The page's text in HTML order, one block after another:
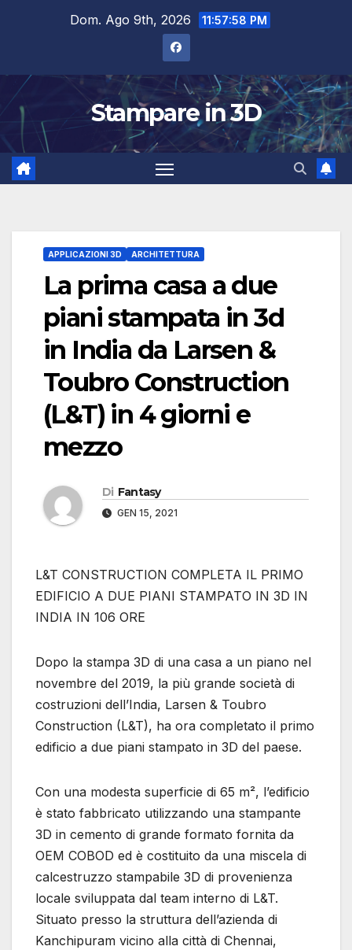
Dom. Ago 9th, 2026 11:57:59 PM
Stampare in 3D
APPLICAZIONI 3D ARCHITETTURA
La prima casa a due
piani stampata in 3d
in India da Larsen &
Toubro Construction
(L&T) in 4 giorni e
mezzo
Di Fantasy
GEN 15, 2021
L&T CONSTRUCTION COMPLETA IL PRIMO
EDIFICIO A DUE PIANI STAMPATO IN 3D IN
INDIA IN 106 ORE
Dopo la stampa 3D di una casa a un piano nel
novembre del 2019, la più grande società di
costruzioni dell’India, Larsen & Toubro
Construction (L&T), ha ora completato il primo
edificio a due piani stampato in 3D del paese.
Con una modesta superficie di 65 m², l’edificio
è stato fabbricato utilizzando una stampante
3D in cemento di grande formato fornita da
OEM COBOD ed è costituito da una miscela di
calcestruzzo stampabile 3D di provenienza
locale sviluppata dal team interno di L&T.
Situato presso la struttura dell’azienda di
Kanchipuram vicino alla città di Chennai,